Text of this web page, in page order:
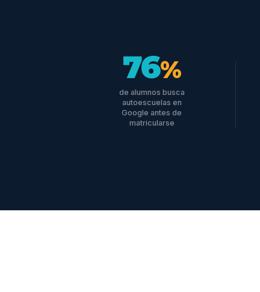
76%
de alumnos busca
autoescuelas en
Google antes de
matricularse